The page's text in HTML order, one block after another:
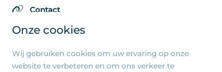
Onze cookies
Wij gebruiken cookies om uw ervaring op onze
website te verbeteren en om ons verkeer te
Contact
Algemene pagina's